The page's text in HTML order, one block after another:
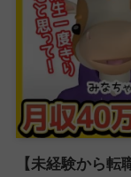
【未経験から